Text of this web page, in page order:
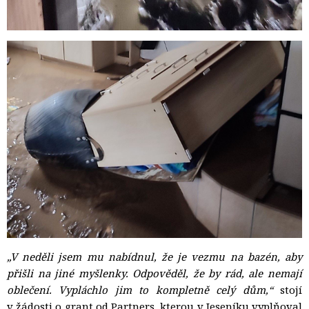
„V neděli jsem mu nabídnul, že je vezmu na bazén, aby
přišli na jiné myšlenky. Odpověděl, že by rád, ale nemají
oblečení. Vypláchlo jim to kompletně celý dům,“stojí
v žádosti o grant od Partners, kterou v Jeseníku vyplňoval